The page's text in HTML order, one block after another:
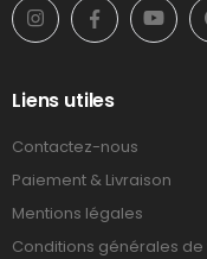
Liens utiles
Contactez-nous
Paiement & Livraison
Mentions légales
Conditions générales de